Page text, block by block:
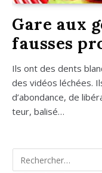
Gare aux
fausses
Ils ont des dents
des vidéos léchées.
d’abondance, de
teur, bali­sé…